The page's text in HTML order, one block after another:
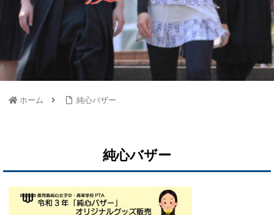
ホーム 純心バザー
純心バザー